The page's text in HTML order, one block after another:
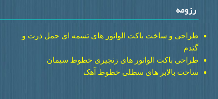
رزومه
طراحی و ساخت باکت الواتور های تسمه ای حمل ذرت و
گندم
طراحی باکت الواتور های زنجیری خطوط سیمان
ساخت بالابر های سطلی خطوط آهک